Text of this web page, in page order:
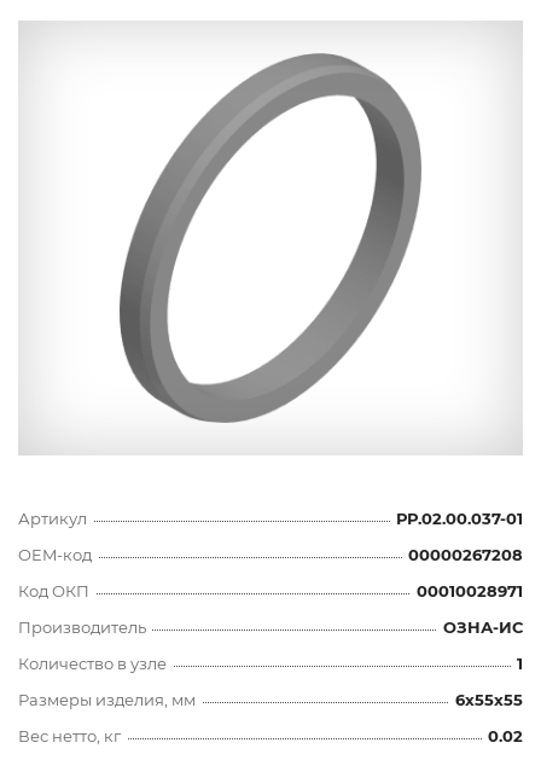
Артикул
РР.02.00.037-01
OEM-код
00000267208
Код ОКП
00010028971
Производитель
ОЗНА-ИС
Количество в узле
1
Размеры изделия, мм
6x55x55
Вес нетто, кг
0.02